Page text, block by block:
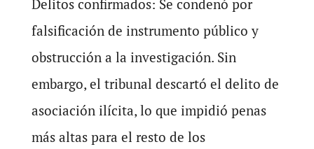
Delitos confirmados: Se condenó por
falsificación de instrumento público y
obstrucción a la investigación. Sin
embargo, el tribunal descartó el delito de
asociación ilícita, lo que impidió penas
más altas para el resto de los